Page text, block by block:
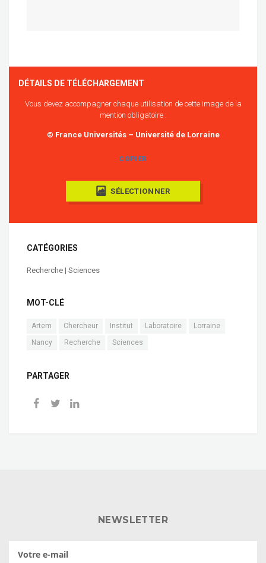
DÉTAILS DE TÉLÉCHARGEMENT
Vous devez accompagner chaque utilisation de cette image de la
mention obligatoire :
© France Universités – Université de Lorraine
COPIER
SÉLECTIONNER
CATÉGORIES
Recherche | Sciences
MOT-CLÉ
Artem Chercheur Institut Laboratoire
Lorraine
Nancy
Recherche Sciences
PARTAGER
NEWSLETTER